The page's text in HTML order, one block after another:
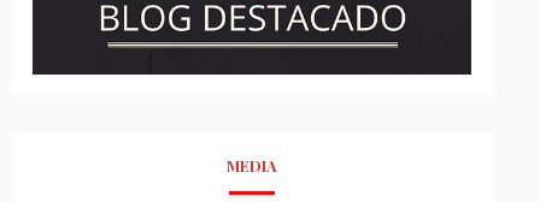
MEDIA